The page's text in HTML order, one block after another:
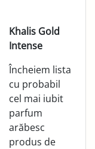
Khalis Gold
Intense
Încheiem lista
cu probabil
cel mai iubit
parfum
arăbesc
produs de